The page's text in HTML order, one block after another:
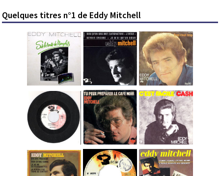
Quelques titres n°1 de Eddy Mitchell